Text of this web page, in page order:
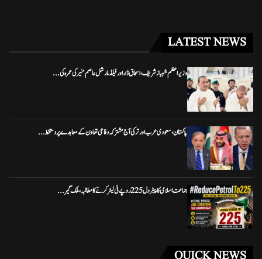
LATEST NEWS
وزیراعظم شہباز شریف، اسحاق ڈار اور فیلڈ مارشل عاصم منیر کی عمرہ کی...
پاکستان، سعودی عرب اور ترکی آج مشترکہ دفاعی تعاون کے معاہدے پر دستخط...
جماعت اسلامی کا پیٹرول 225 روپے فی لیٹر کرنے کا مطالبہ، ملک گیر...